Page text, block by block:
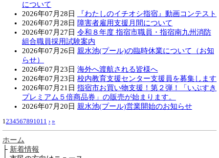
について
2026年07月28日
『わたしのイチオシ指宿』動画コンテスト
2026年07月28日 障害者雇用支援月間について
2026年07月27日 令和８年度 指宿市職員・指宿南九州消防
組合職員採用試験案内
2026年07月26日 親水池(プール)の臨時休業について（お知
らせ）
2026年07月23日 海外へ渡航される皆様へ
2026年07月23日 校内教育支援センター支援員を募集します
2026年07月21日 指宿市お買い物支援！第２弾！「いぶすき
プレミアム５倍商品券」の販売が始まります。
2026年07月20日 親水池(プール)営業開始のお知らせ
1234567891011 › »
ホーム
├ 新着情報